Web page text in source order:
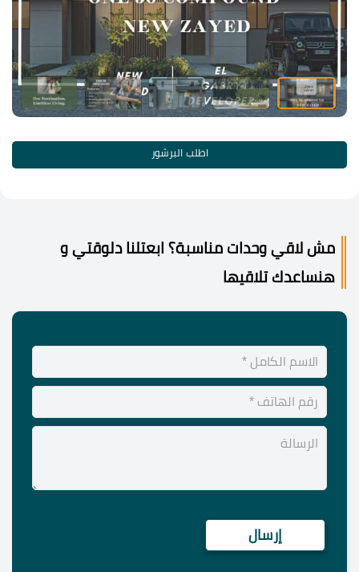
اطلب البرشور
مش لاقي وحدات مناسبة؟ ابعتلنا دلوقتي و
هنساعدك تلاقيها